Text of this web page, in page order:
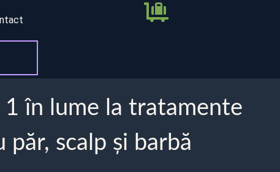
1 în lume la tratamente
păr, scalp și barbă